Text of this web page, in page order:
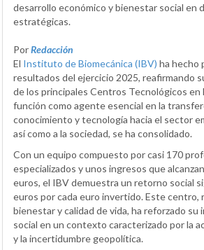
desarrollo económico y bienestar social en
estratégicas.
PorRedacción
El Instituto de Biomecánica (IBV) ha hecho
resultados del ejercicio 2025, reafirmando
de los principales Centros Tecnológicos en
función como agente esencial en la
conocimiento y tecnología hacia el sector
así como a la sociedad, se ha consolidado.
Con un equipo compuesto por casi 170
especializados y unos ingresos que
euros, el IBV demuestra un retorno social
euros por cada euro invertido. Este centro,
bienestar y calidad de vida, ha reforzado su
social en un contexto caracterizado por la
y la incertidumbre geopolítica.